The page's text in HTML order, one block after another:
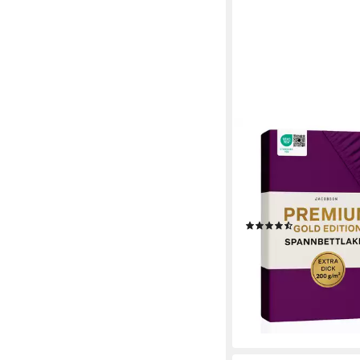
JACOBSON
Spannbettlaken
Jersey aus 97%
Elasthan, Extra
maximalem Halt
(17)
ab 22,99 € UVP28,99
lieferbar - in 2-3